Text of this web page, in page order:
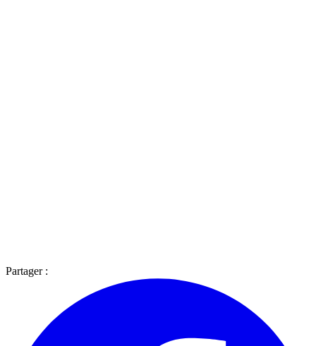
Partager :